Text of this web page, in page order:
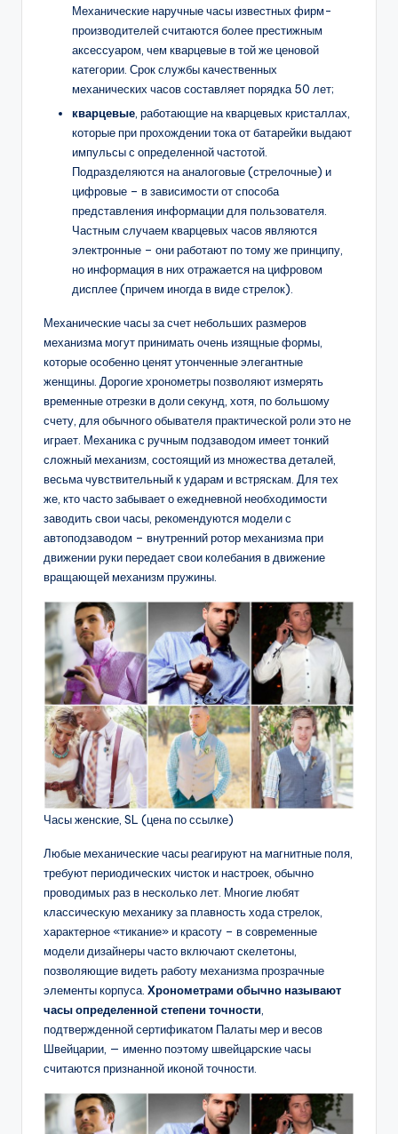
Механические наручные часы известных фирм-
производителей считаются более престижным
аксессуаром, чем кварцевые в той же ценовой
категории. Срок службы качественных
механических часов составляет порядка 50 лет;
кварцевые, работающие на кварцевых кристаллах,
которые при прохождении тока от батарейки выдают
импульсы с определенной частотой.
Подразделяются на аналоговые (стрелочные) и
цифровые – в зависимости от способа
представления информации для пользователя.
Частным случаем кварцевых часов являются
электронные – они работают по тому же принципу,
но информация в них отражается на цифровом
дисплее (причем иногда в виде стрелок).
Механические часы за счет небольших размеров
механизма могут принимать очень изящные формы,
которые особенно ценят утонченные элегантные
женщины. Дорогие хронометры позволяют измерять
временные отрезки в доли секунд, хотя, по большому
счету, для обычного обывателя практической роли это не
играет. Механика с ручным подзаводом имеет тонкий
сложный механизм, состоящий из множества деталей,
весьма чувствительный к ударам и встряскам. Для тех
же, кто часто забывает о ежедневной необходимости
заводить свои часы, рекомендуются модели с
автоподзаводом – внутренний ротор механизма при
движении руки передает свои колебания в движение
вращающей механизм пружины.
Часы женские, SL (цена по ссылке)
Любые механические часы реагируют на магнитные поля,
требуют периодических чисток и настроек, обычно
проводимых раз в несколько лет. Многие любят
классическую механику за плавность хода стрелок,
характерное «тикание» и красоту – в современные
модели дизайнеры часто включают скелетоны,
позволяющие видеть работу механизма прозрачные
элементы корпуса. Хронометрами обычно называют
часы определенной степени точности
подтвержденной сертификатом Палаты мер и весов
Швейцарии, — именно поэтому швейцарские часы
считаются признанной иконой точности.